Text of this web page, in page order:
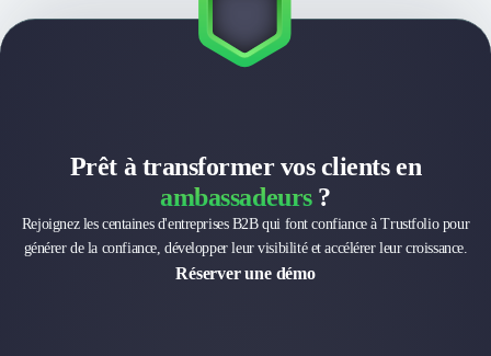
Propriété Intellectuelle (IP/IT)
Banque
Due Diligence
Fiscalité
UX & UI Design
Prêt à transformer vos clients en
ambassadeurs?
Rejoignez les centaines d'entreprises B2B qui font confiance à Trustfolio pour
générer de la confiance, développer leur visibilité et accélérer leur croissance.
Réserver une démo